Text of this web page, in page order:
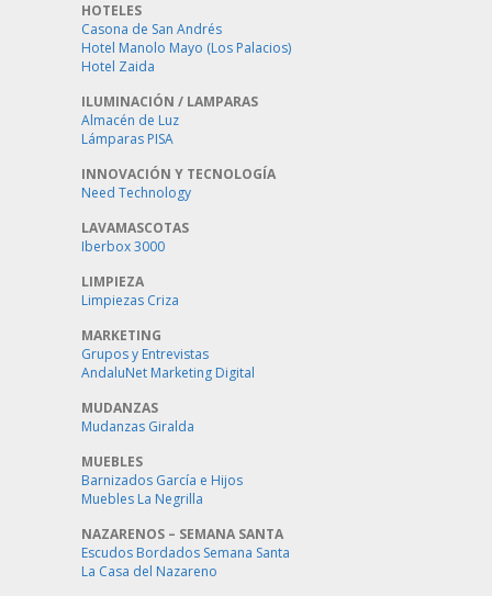
HOTELES
Casona de San Andrés
Hotel Manolo Mayo (Los Palacios)
Hotel Zaida
ILUMINACIÓN / LAMPARAS
Almacén de Luz
Lámparas PISA
INNOVACIÓN Y TECNOLOGÍA
Need Technology
LAVAMASCOTAS
Iberbox 3000
LIMPIEZA
Limpiezas Criza
MARKETING
Grupos y Entrevistas
AndaluNet Marketing Digital
MUDANZAS
Mudanzas Giralda
MUEBLES
Barnizados García e Hijos
Muebles La Negrilla
NAZARENOS – SEMANA SANTA
Escudos Bordados Semana Santa
La Casa del Nazareno